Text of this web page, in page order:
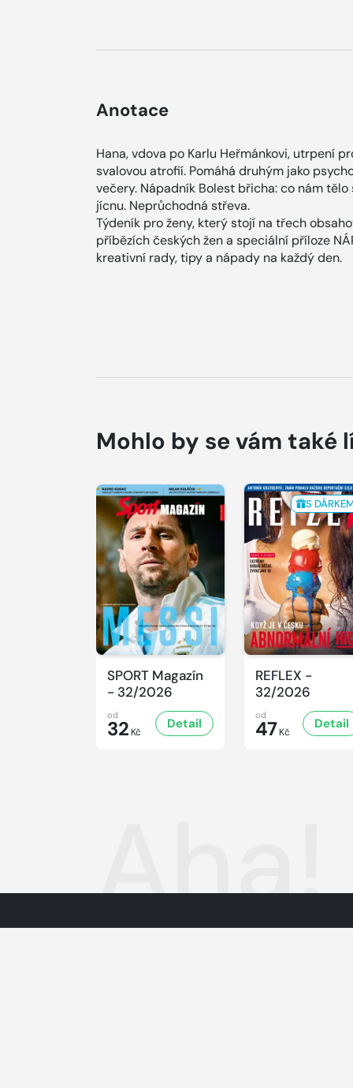
Anotace
Hana, vdova po Karlu Heřmánkovi, utrpení
svalovou atrofií. Pomáhá druhým jako
večery. Nápadník Bolest břicha: co nám
jícnu. Neprůchodná střeva.
Týdeník pro ženy, který stojí na třech
příbězích českých žen a speciální příloze
kreativní rady, tipy a nápady na každý den.
Mohlo by se vám také
SPORT Magazín
- 32/2026
od
32 Kč
Detail
S
REFLEX -
32/2026
od
47 Kč
Detail